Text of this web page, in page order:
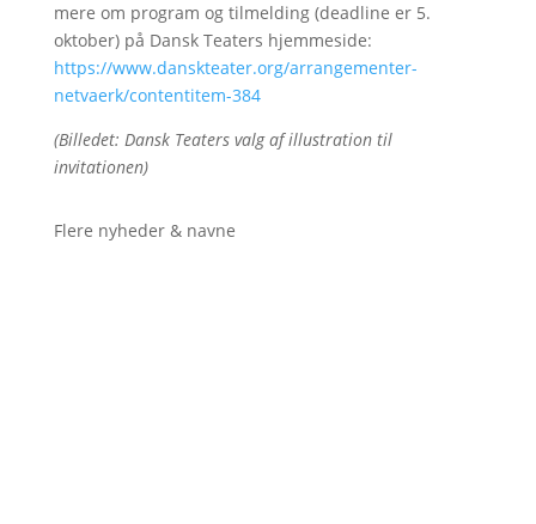
mere om program og tilmelding (deadline er 5.
oktober) på Dansk Teaters hjemmeside:
https://www.danskteater.org/arrangementer-
netvaerk/contentitem-384
(Billedet: Dansk Teaters valg af illustration til
invitationen)
Flere nyheder & navne